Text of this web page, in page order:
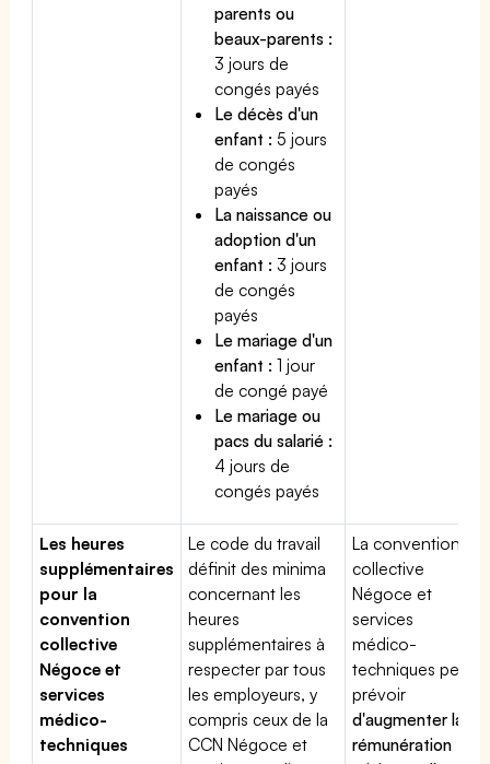
parents ou
beaux-parents :
3 jours de
congés payés
Le décès d'un
enfant : 5 jours
de congés
payés
La naissance ou
adoption d'un
enfant : 3 jours
de congés
payés
Le mariage d'un
enfant : 1 jour
de congé payé
Le mariage ou
pacs du salarié :
4 jours de
congés payés
Les heures
supplémentaires
pour la
convention
collective
Négoce et
services
médico-
techniques
Le code du travail
définit des minima
concernant les
heures
supplémentaires à
respecter par tous
les employeurs, y
compris ceux de la
CCN Négoce et
La convention
collective
Négoce et
services
médico-
techniques peut
prévoir
d'augmenter la
rémunération